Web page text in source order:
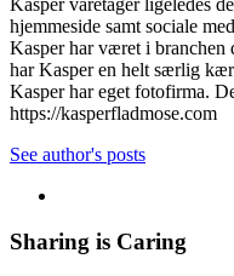
hjemmeside samt sociale
Kasper har været i branchen
har Kasper en helt særlig
Kasper har eget fotofirma.
https://kasperfladmose.com
See author's posts
Sharing is Caring